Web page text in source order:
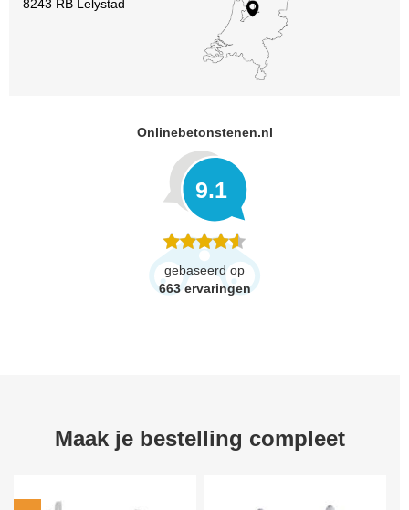
8243 RB Lelystad
Onlinebetonstenen.nl
9.1
gebaseerd op
663 ervaringen
Maak je bestelling compleet